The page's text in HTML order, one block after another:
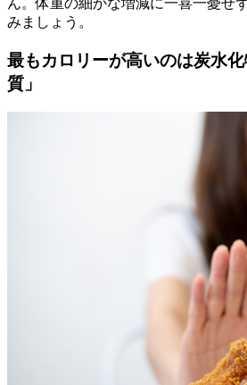
みましょう。
最もカロリーが高いのは炭水
質」